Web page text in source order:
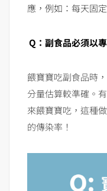
應，例如：每天固
Q：副食品必須以
餵寶寶吃副食品時
分量估算較準確。
來餵寶寶吃，這種
的傳染率！